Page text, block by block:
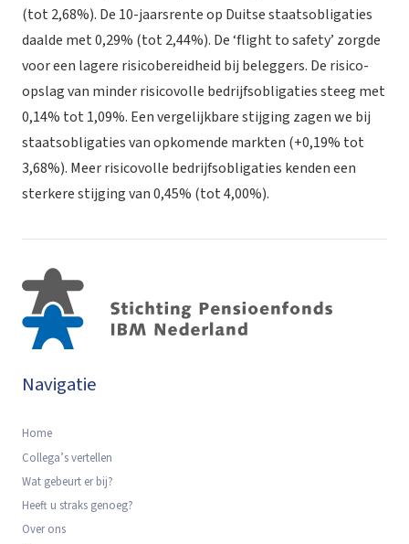
(tot 2,68%). De 10-jaarsrente op Duitse staatsobligaties
daalde met 0,29% (tot 2,44%). De ‘flight to safety’ zorgde
voor een lagere risicobereidheid bij beleggers. De risico-
opslag van minder risicovolle bedrijfsobligaties steeg met
0,14% tot 1,09%. Een vergelijkbare stijging zagen we bij
staatsobligaties van opkomende markten (+0,19% tot
3,68%). Meer risicovolle bedrijfsobligaties kenden een
sterkere stijging van 0,45% (tot 4,00%).
Navigatie
Home
Collega’s vertellen
Wat gebeurt er bij?
Heeft u straks genoeg?
Over ons